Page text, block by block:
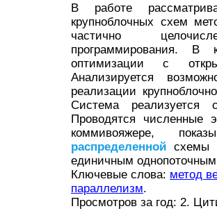
В работе
крупноблочных схем
частично
программирования. В
оптимизации с
Анализируется
реализации
Система реализуется
Проводятся численные
коммивояжере,
распределенной схемы
единичным однопоточным
Ключевые слова: метод
параллелизм.
Просмотров за год: 2.